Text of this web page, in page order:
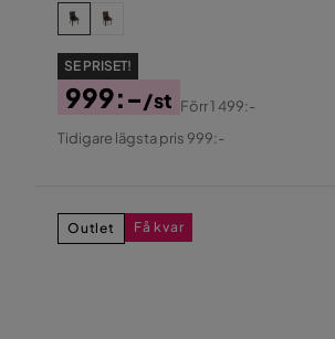
SE PRISET!
Pris
999:-/st
Original
Förr1 499:-
Tidigare lägsta pris 999:-
Outlet Få kvar